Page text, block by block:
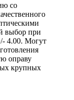
со
выбор при
4.00. Могут
оправу
крупных